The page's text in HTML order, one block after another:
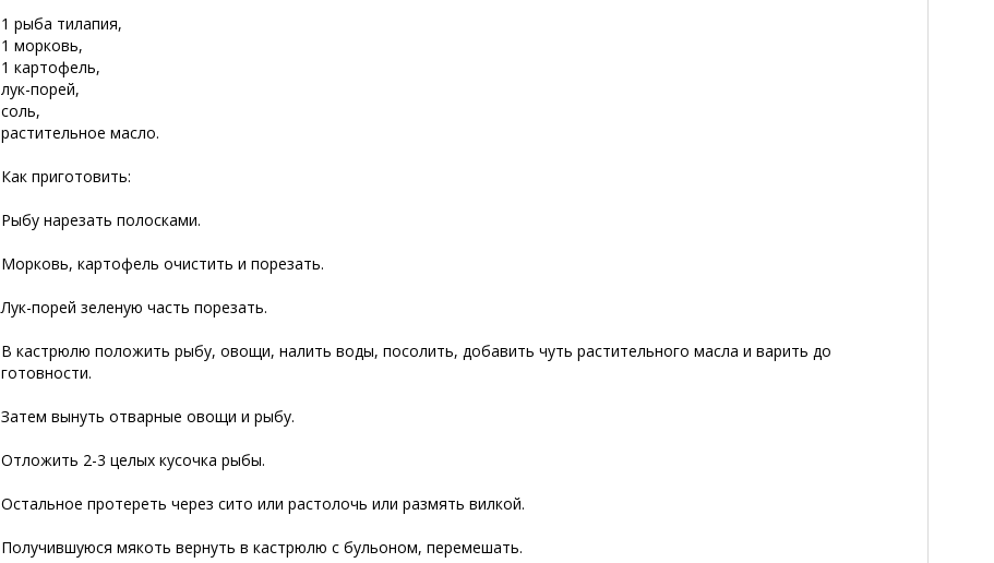
1 рыба тилапия,
1 морковь,
1 картофель,
лук-порей,
соль,
растительное масло.
Как приготовить:
Рыбу нарезать полосками.
Морковь, картофель очистить и порезать.
Лук-порей зеленую часть порезать.
В кастрюлю положить рыбу, овощи, налить воды, посолить, добавить чуть растительного масла и варить до
готовности.
Затем вынуть отварные овощи и рыбу.
Отложить 2-3 целых кусочка рыбы.
Остальное протереть через сито или растолочь или размять вилкой.
Получившуюся мякоть вернуть в кастрюлю с бульоном, перемешать.